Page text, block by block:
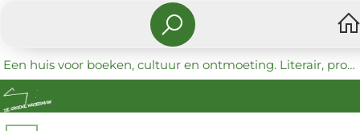
Een huis voor boeken, cultuur en ontmoeting. Literair, progressief en coöperatief.